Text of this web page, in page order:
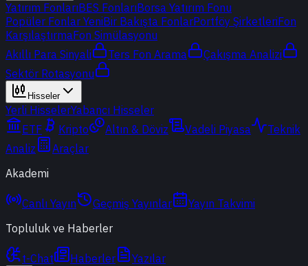
Yatırım FonlarıBES FonlarıBorsa Yatırım Fonu
Popüler Fonlar YeniBir Bakışta FonlarPortföy ŞirketleriFon
KarşılaştırmaFon Simülasyonu
Akıllı Para Sinyali
Ters Fon Arama
Çakışma Analizi
Sektör Rotasyonu
Hisseler
Yerli HisselerYabancı Hisseler
ETF
Kripto Altın & Döviz Vadeli Piyasa
Teknik
Analiz
Araçlar
Akademi
Canlı Yayın Geçmiş Yayınlar
Yayın Takvimi
Topluluk ve Haberler
t-Chat Haberler Yazılar